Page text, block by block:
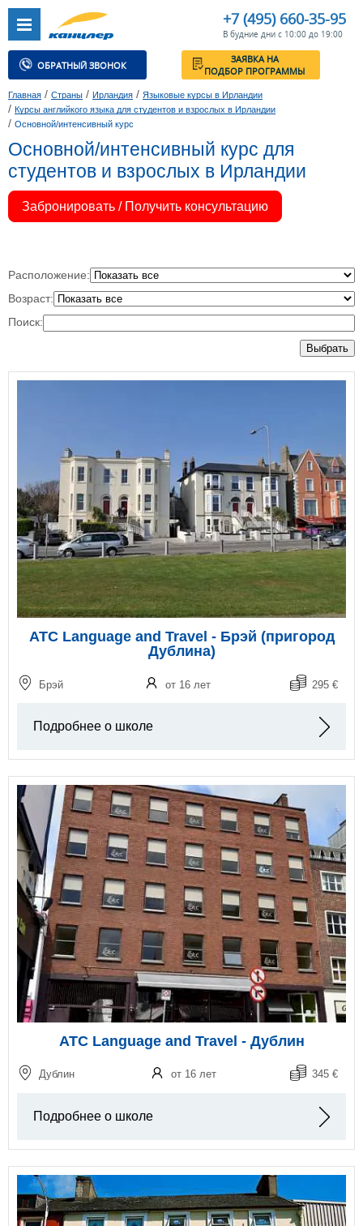
+7 (495) 660-35-95
В будние дни с 10:00 до 19:00
ОБРАТНЫЙ ЗВОНОК
ЗАЯВКА НА
ПОДБОР ПРОГРАММЫ
Главная / Страны / Ирландия / Языковые курсы в Ирландии
/ Курсы английкого языка для студентов и взрослых в Ирландии
/ Основной/интенсивный курс
Основной/интенсивный курс для
студентов и взрослых в Ирландии
Забронировать / Получить консультацию
Расположение:
Возраст:
Поиск:
Выбрать
ATC Language and Travel - Брэй (пригород
Дублина)
Брэй от 16 лет 295 €
Подробнее о школе
ATC Language and Travel - Дублин
Дублин от 16 лет 345 €
Подробнее о школе